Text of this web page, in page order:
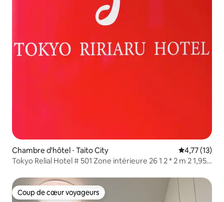
Chambre d'hôtel ⋅ Taito City Évaluation
4,77 (13)
Tokyo Relial Hotel # 501 Zone intérieure 26 1 2 * 2 m 2 1,95 *
Coup de cœur voyageurs
Coup de cœur voyageurs